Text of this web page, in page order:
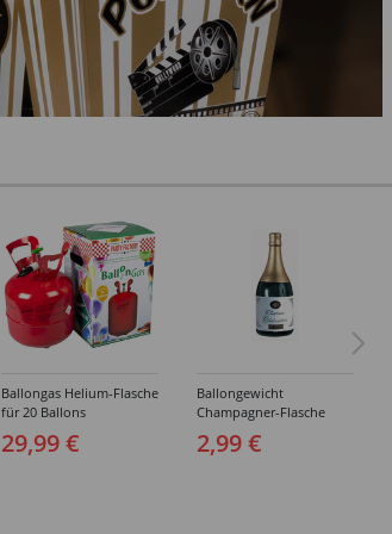
Ballongas Helium-Flasche
für 20 Ballons
29,99 €
Ballongewicht
Champagner-Flasche
2,99 €